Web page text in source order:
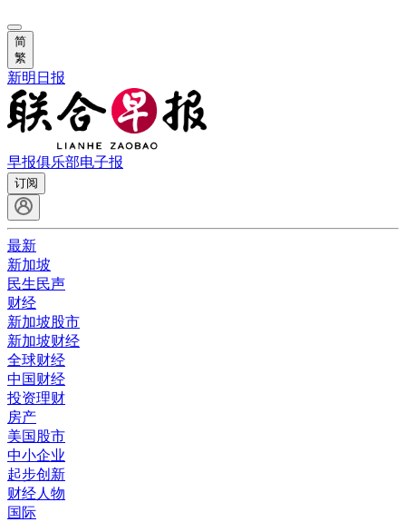
简
繁
新明日报
早报俱乐部电子报
订阅
最新
新加坡
民生民声
财经
新加坡股市
新加坡财经
全球财经
中国财经
投资理财
房产
美国股市
中小企业
起步创新
财经人物
国际